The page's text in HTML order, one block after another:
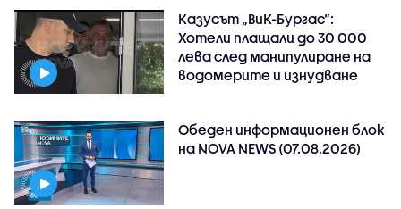
Казусът „ВиК-Бургас“:
Хотели плащали до 30 000
лева след манипулиране на
водомерите и изнудване
Обеден информационен блок
на NOVA NEWS (07.08.2026)